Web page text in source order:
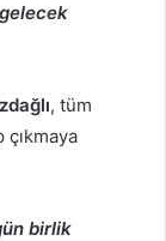
, tüm
birlik